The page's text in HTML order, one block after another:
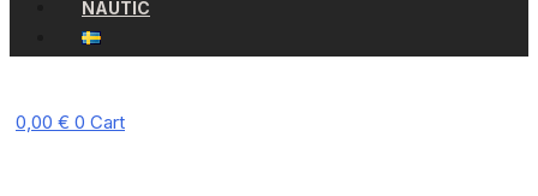
NAUTIC
0,00 € 0 Cart